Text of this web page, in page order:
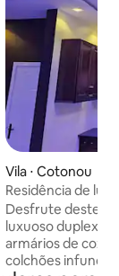
avaliação média
Vila ⋅ Cotonou
Residência de
Desfrute deste
luxuoso duplex
armários de
colchões